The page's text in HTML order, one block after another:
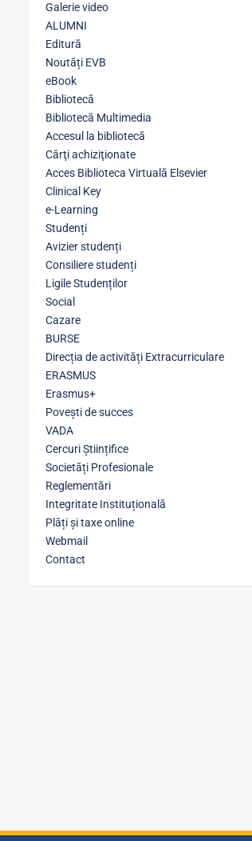
Galerie video
ALUMNI
Editură
Noutăți EVB
eBook
Bibliotecă
Bibliotecă Multimedia
Accesul la bibliotecă
Cărţi achiziţionate
Acces Biblioteca Virtuală Elsevier
Clinical Key
e-Learning
Studenți
Avizier studenți
Consiliere studenți
Ligile Studenților
Social
Cazare
BURSE
Direcția de activități Extracurriculare
ERASMUS
Erasmus+
Povești de succes
VADA
Cercuri Științifice
Societăți Profesionale
Reglementări
Integritate Instituțională
Plăți și taxe online
Webmail
Contact